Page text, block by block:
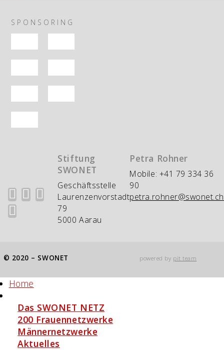
SPONSORING
Stiftung
SWONET
Geschäftsstelle
Laurenzenvorstadt
79
5000 Aarau
Petra Rohner
Mobile: +41 79 334 36
90
petra.rohner@swonet.ch
© 2020 – SWONET powered by pit team
Home
Das SWONET NETZ
200 Frauen­netzwerke
Männernetzwerke
Aktuelles